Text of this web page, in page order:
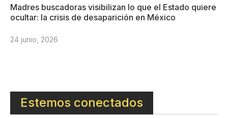
Madres buscadoras visibilizan lo que el Estado quiere
ocultar: la crisis de desaparición en México
24 junio, 2026
Estemos conectados